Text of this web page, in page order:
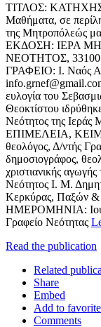
ΤΙΤΛΟΣ:
Μαθήματα, σε
της Μητροπόλεώς
ΕΚΔΟΣΗ: IΕΡΑ
ΝΕΟΤΗΤΟΣ, 33100
ΓΡΑΦΕΙΟ: Ι. Ναός
ευλογία του
Θεοκτίστου
Νεότητος της
ΕΠΙΜΕΛΕΙΑ,
θεολόγος, Δ/ντής
δημοσιογράφος,
χριστιανικής
Νεότητος Ι. Μ.
Κερκύρας, Παξών &
ΗΜΕΡΟΜΗΝΙΑ:
Γραφείο Νεότητας
Read the publication
Related
Share
Embed
Add to
Comments